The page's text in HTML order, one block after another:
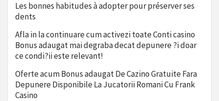
Les bonnes habitudes à adopter pour préserver ses
dents
Afla in la continuare cum activezi toate Conti casino
Bonus adaugat mai degraba decat depunere ?i doar
ce condi?ii este relevant!
Oferte acum Bonus adaugat De Cazino Gratuite Fara
Depunere Disponibile La Jucatorii Romani Cu Frank
Casino